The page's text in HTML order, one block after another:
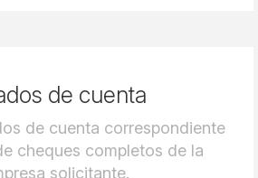
de cuenta
de cuenta correspondiente
cheques completos de la
solicitante.